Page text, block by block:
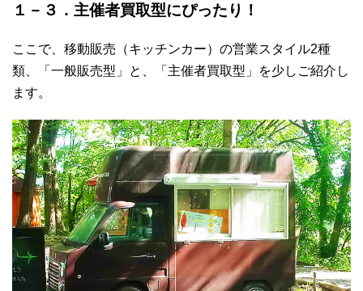
１－３．主催者買取型にぴったり！
ここで、移動販売（キッチンカー）の営業スタイル2種
類、「一般販売型」と、「主催者買取型」を少しご紹介し
ます。